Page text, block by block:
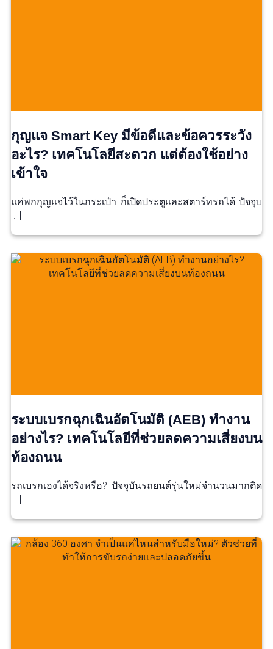
กุญแจ Smart Key มีข้อดีและข้อควรระวัง
อะไร? เทคโนโลยีสะดวก แต่ต้องใช้อย่าง
เข้าใจ
แค่พกกุญแจไว้ในกระเป๋า ก็เปิดประตูและสตาร์ทรถได้ ปัจจุบ
[…]
ระบบเบรกฉุกเฉินอัตโนมัติ (AEB) ทำงาน
อย่างไร? เทคโนโลยีที่ช่วยลดความเสี่ยงบน
ท้องถนน
รถเบรกเองได้จริงหรือ? ปัจจุบันรถยนต์รุ่นใหม่จำนวนมากติด
[…]